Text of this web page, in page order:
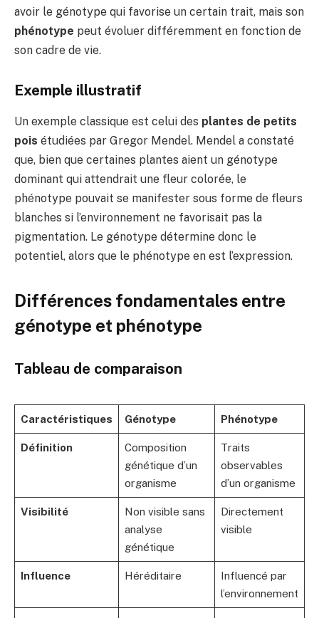
avoir le génotype qui favorise un certain trait, mais son
phénotype peut évoluer différemment en fonction de
son cadre de vie.
Exemple illustratif
Un exemple classique est celui des plantes de petits
pois étudiées par Gregor Mendel. Mendel a constaté
que, bien que certaines plantes aient un génotype
dominant qui attendrait une fleur colorée, le
phénotype pouvait se manifester sous forme de fleurs
blanches si l’environnement ne favorisait pas la
pigmentation. Le génotype détermine donc le
potentiel, alors que le phénotype en est l’expression.
Différences fondamentales entre
génotype et phénotype
Tableau de comparaison
Caractéristiques Génotype Phénotype
Définition
Composition
génétique d’un
organisme
Traits
observables
d’un organisme
Visibilité
Non visible sans
analyse
génétique
Directement
visible
Influence Héréditaire
Influencé par
l’environnement